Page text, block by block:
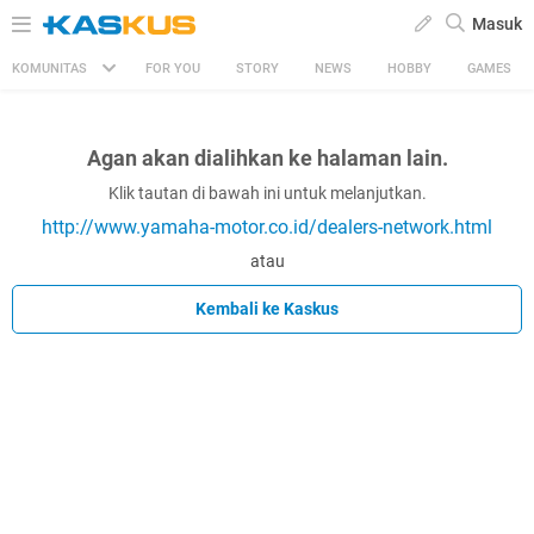
Masuk
KOMUNITAS FOR YOU STORY NEWS HOBBY GAMES
Agan akan dialihkan ke halaman lain.
Klik tautan di bawah ini untuk melanjutkan.
http://www.yamaha-motor.co.id/dealers-network.html
atau
Kembali ke Kaskus